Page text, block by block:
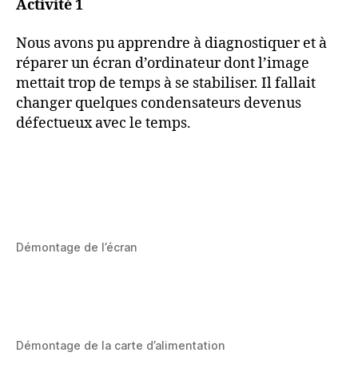
Activité1
Nous avons pu apprendre à diagnostiquer et à
réparer un écran d’ordinateur dont l’image
mettait trop de temps à se stabiliser. Il fallait
changer quelques condensateurs devenus
défectueux avec le temps.
Démontage de l’écran
Démontage de la carte d’alimentation